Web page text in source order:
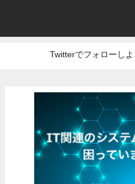
Twitterでフォローしよ